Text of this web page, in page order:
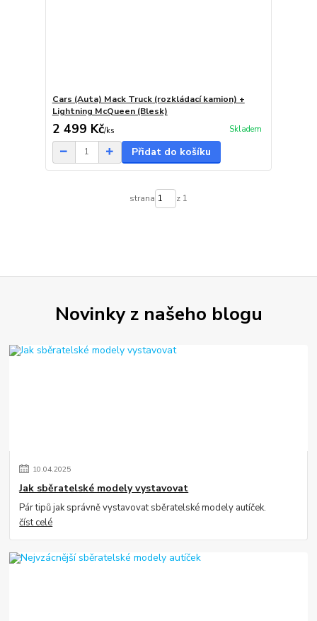
Cars (Auta) Mack Truck (rozkládací kamion) +
Lightning McQueen (Blesk)
2 499 Kč/ks Skladem
Přidat do košíku
strana z 1
Novinky z našeho blogu
10.04.2025
Jak sběratelské modely vystavovat
Pár tipů jak správně vystavovat sběratelské modely autíček.
číst celé